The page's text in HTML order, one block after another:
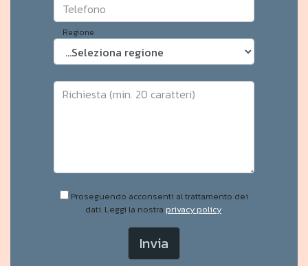
Telefono
Regione
Richiesta (min. 20 caratteri)
Proseguendo acconsenti al trattamento dei
dati. Leggi la nostra privacy policy.